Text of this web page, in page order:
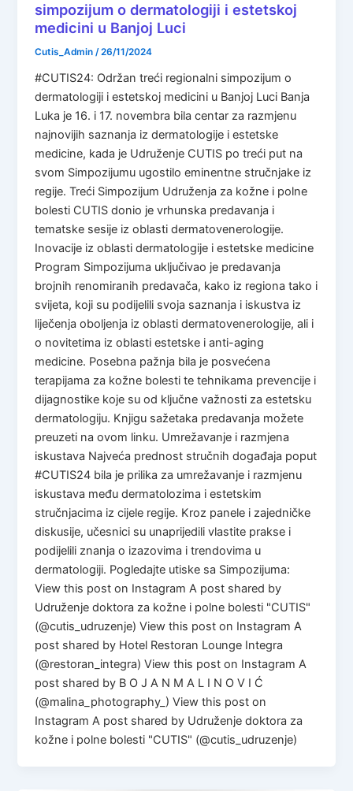
simpozijum o dermatologiji i estetskoj
medicini u Banjoj Luci
Cutis_Admin/26/11/2024
#CUTIS24: Održan treći regionalni simpozijum o
dermatologiji i estetskoj medicini u Banjoj Luci Banja
Luka je 16. i 17. novembra bila centar za razmjenu
najnovijih saznanja iz dermatologije i estetske
medicine, kada je Udruženje CUTIS po treći put na
svom Simpozijumu ugostilo eminentne stručnjake iz
regije. Treći Simpozijum Udruženja za kožne i polne
bolesti CUTIS donio je vrhunska predavanja i
tematske sesije iz oblasti dermatovenerologije.
Inovacije iz oblasti dermatologije i estetske medicine
Program Simpozijuma uključivao je predavanja
brojnih renomiranih predavača, kako iz regiona tako i
svijeta, koji su podijelili svoja saznanja i iskustva iz
liječenja oboljenja iz oblasti dermatovenerologije, ali i
o novitetima iz oblasti estetske i anti-aging
medicine. Posebna pažnja bila je posvećena
terapijama za kožne bolesti te tehnikama prevencije i
dijagnostike koje su od ključne važnosti za estetsku
dermatologiju. Knjigu sažetaka predavanja možete
preuzeti na ovom linku. Umrežavanje i razmjena
iskustava Najveća prednost stručnih događaja poput
#CUTIS24 bila je prilika za umrežavanje i razmjenu
iskustava među dermatolozima i estetskim
stručnjacima iz cijele regije. Kroz panele i zajedničke
diskusije, učesnici su unaprijedili vlastite prakse i
podijelili znanja o izazovima i trendovima u
dermatologiji. Pogledajte utiske sa Simpozijuma:
View this post on Instagram A post shared by
Udruženje doktora za kožne i polne bolesti "CUTIS"
(@cutis_udruzenje) View this post on Instagram A
post shared by Hotel Restoran Lounge Integra
(@restoran_integra) View this post on Instagram A
post shared by B O J A N M A L I N O V I Ć
(@malina_photography_) View this post on
Instagram A post shared by Udruženje doktora za
kožne i polne bolesti "CUTIS" (@cutis_udruzenje)